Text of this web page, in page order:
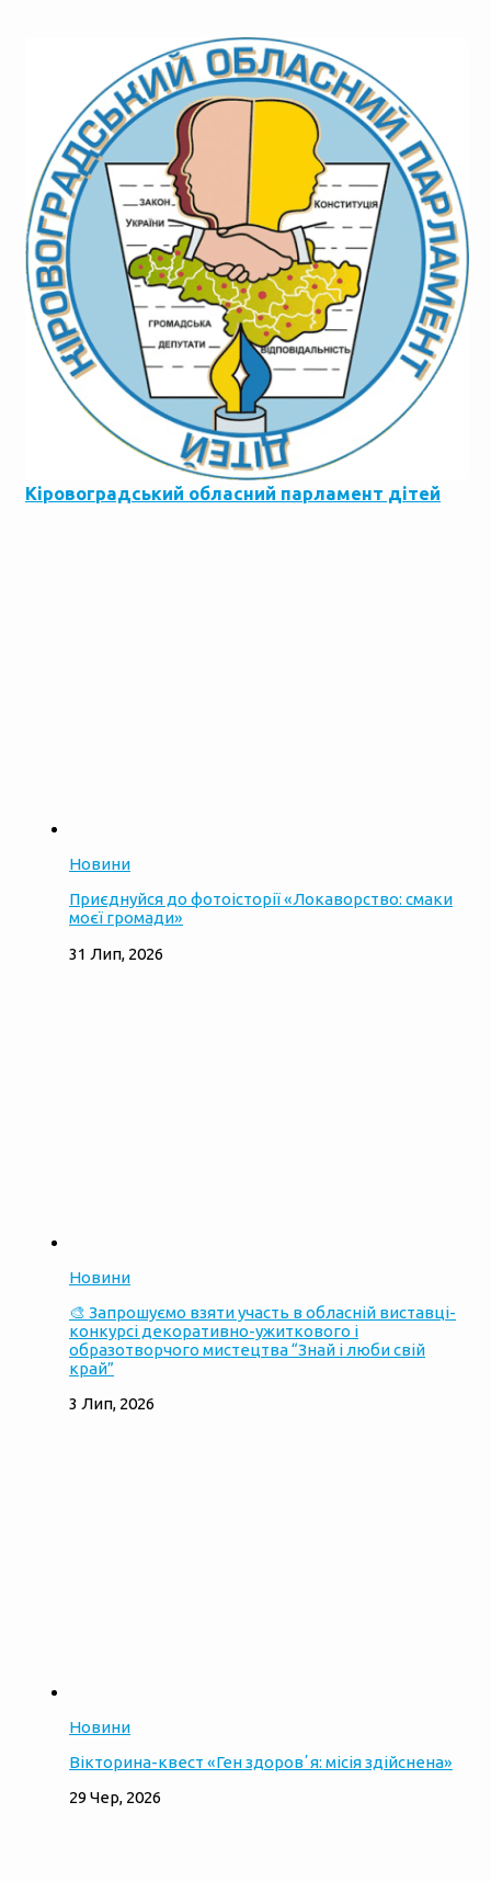
Кіровоградський обласний парламент дітей
Новини
Приєднуйся до фотоісторії «Локаворство: смаки
моєї громади»
31 Лип, 2026
Новини
🎨 Запрошуємо взяти участь в обласній виставці-
конкурсі декоративно-ужиткового і
образотворчого мистецтва “Знай і люби свій
край”
3 Лип, 2026
Новини
Вікторина-квест «Ген здоровʼя: місія здійснена»
29 Чер, 2026